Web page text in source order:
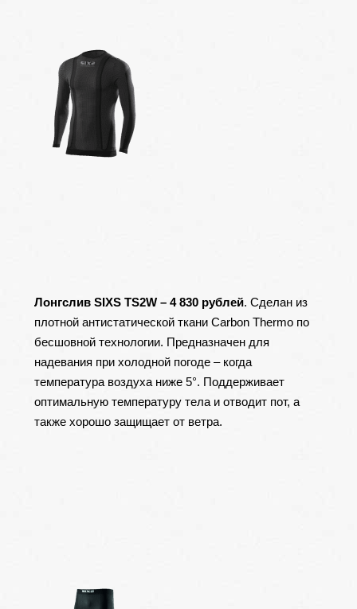
Лонгслив SIXS TS2W – 4 830 рублей. Сделан из
плотной антистатической ткани Carbon Thermo по
бесшовной технологии. Предназначен для
надевания при холодной погоде – когда
температура воздуха ниже 5°. Поддерживает
оптимальную температуру тела и отводит пот, а
также хорошо защищает от ветра.